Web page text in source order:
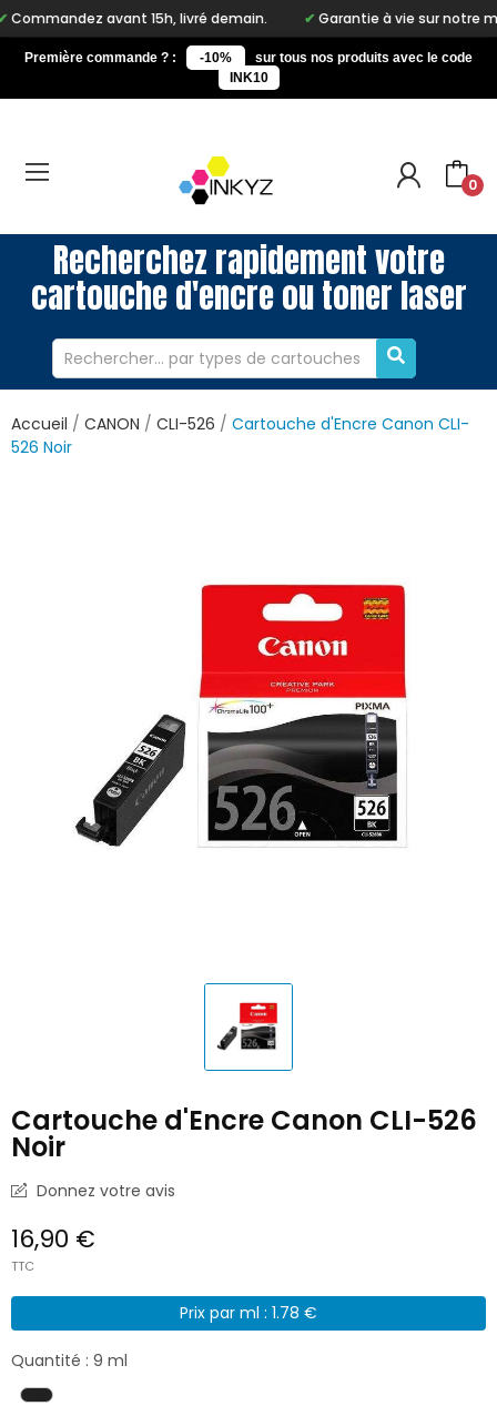
avant 15h, livré demain. Garantie à vie sur notre marque Inkyz
Première commande ? : -10%
sur tous nos produits avec le code
INK10
0
Recherchez rapidement votre
cartouche d'encre ou toner laser
Accueil CANON CLI-526
Cartouche d'Encre Canon CLI-
526 Noir
Cartouche d'Encre Canon CLI-526
Noir
Donnez votre avis
16,90 €
TTC
Prix par ml : 1.78 €
Quantité : 9 ml